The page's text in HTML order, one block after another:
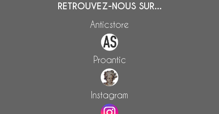
RETROUVEZ-NOUS SUR...
Anticstore
Proantic
Instagram